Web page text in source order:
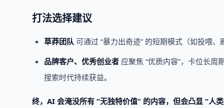
打法选择建议
草莽团队 可通过 “暴力出奇迹” 的短期模式（如投喂、
品牌客户、优秀创业者 应聚焦 “优质内容”，卡位长
搜索时代持续获益。
终，AI 会淹没所有 “无独特价值” 的内容，但会凸显 “人